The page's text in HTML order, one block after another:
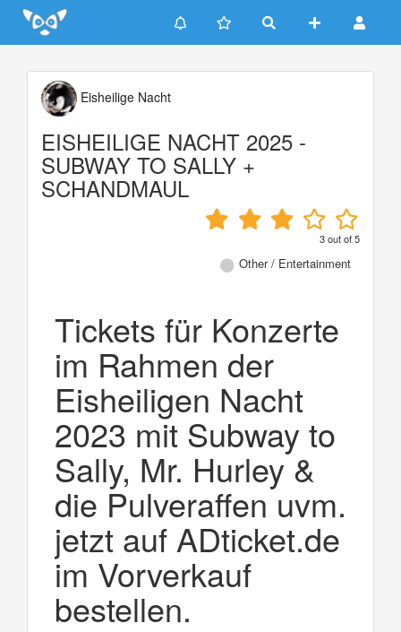
Update cookies preferences
Eisheilige Nacht
EISHEILIGE NACHT 2025 -
SUBWAY TO SALLY +
SCHANDMAUL
3out of5
Other / Entertainment
Tickets für Konzerte
im Rahmen der
Eisheiligen Nacht
2023 mit Subway to
Sally, Mr. Hurley &
die Pulveraffen uvm.
jetzt auf ADticket.de
im Vorverkauf
bestellen.